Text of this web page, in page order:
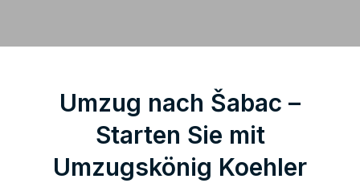
Umzug nach Šabac –
Starten Sie mit
Umzugskönig Koehler